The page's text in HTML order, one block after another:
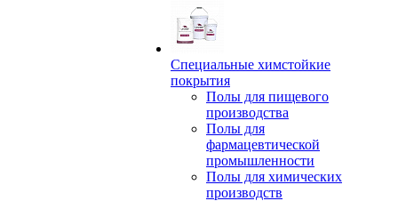
Специальные химстойкие
покрытия
Полы для пищевого
производства
Полы для
фармацевтической
промышленности
Полы для химических
производств